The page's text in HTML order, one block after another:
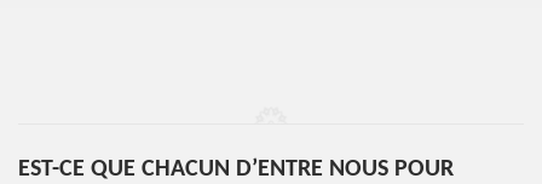
EST-CE QUE CHACUN D’ENTRE NOUS POUR